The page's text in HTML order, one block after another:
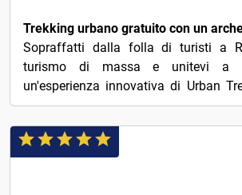
Trekking urbano gratuito con un
Sopraffatti dalla folla di turisti a
turismo di massa e unitevi a
un'esperienza innovativa di Urban
salutare e...